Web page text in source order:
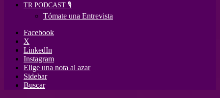
TR PODCAST 🎙️
Tómate una Entrevista
Facebook
X
LinkedIn
Instagram
Elige una nota al azar
Sidebar
Buscar